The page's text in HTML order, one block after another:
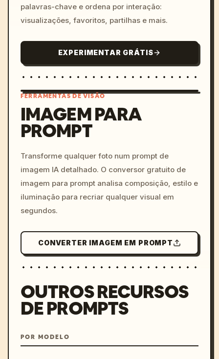
palavras-chave e ordena por interação:
visualizações, favoritos, partilhas e mais.
EXPERIMENTAR GRÁTIS
colors, 8k --v 6.0
FERRAMENTAS DE VISÃO
IMAGEM PARA
PROMPT
Transforme qualquer foto num prompt de
imagem IA detalhado. O conversor gratuito de
imagem para prompt analisa composição, estilo e
iluminação para recriar qualquer visual em
segundos.
CONVERTER IMAGEM EM PROMPT
OUTROS RECURSOS
DE PROMPTS
POR MODELO